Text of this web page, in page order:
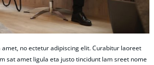
no ectetur adipiscing elit. Curabitur laoreet
sat amet ligula eta justo tincidunt lam sreet nome